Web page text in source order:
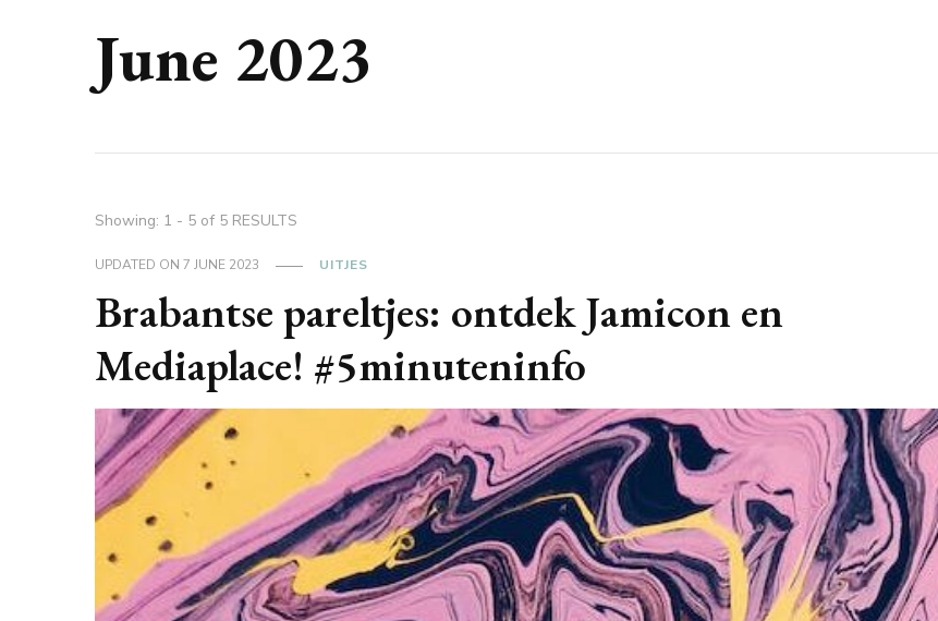
June 2023
Showing: 1 - 5 of 5 RESULTS
UPDATED ON7 JUNE 2023 UITJES
Brabantse pareltjes: ontdek Jamicon en
Mediaplace! #5minuteninfo